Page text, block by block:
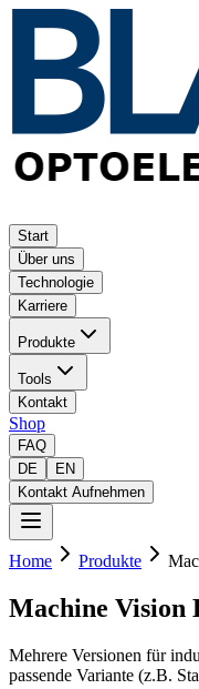
Start
Über uns
Technologie
Karriere
Produkte
Tools
Kontakt
Shop
FAQ
DE
EN
Kontakt Aufnehmen
Home Produkte
Machine Vision
Mehrere Versionen für
passende Variante (z.B.